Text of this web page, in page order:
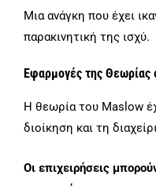
Μια ανάγκη που έχει
παρακινητική της ισχύ.
Εφαρμογές της Θεωρίας
Η θεωρία του Maslow
διοίκηση και τη
Οι επιχειρήσεις